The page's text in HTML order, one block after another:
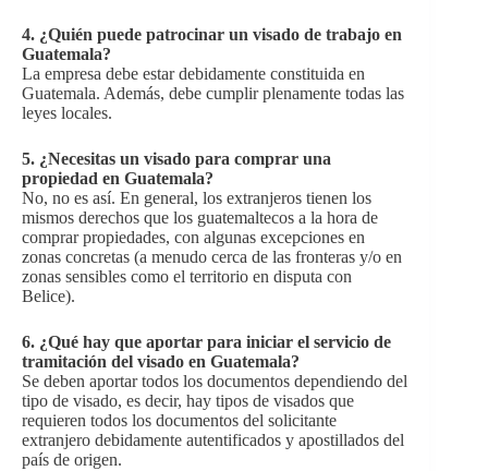
4. ¿Quién puede patrocinar un visado de trabajo en
Guatemala?
La empresa debe estar debidamente constituida en
Guatemala. Además, debe cumplir plenamente todas las
leyes locales.
5. ¿Necesitas un visado para comprar una
propiedad en Guatemala?
No, no es así. En general, los extranjeros tienen los
mismos derechos que los guatemaltecos a la hora de
comprar propiedades, con algunas excepciones en
zonas concretas (a menudo cerca de las fronteras y/o en
zonas sensibles como el territorio en disputa con
Belice).
6. ¿Qué hay que aportar para iniciar el servicio de
tramitación del visado en Guatemala?
Se deben aportar todos los documentos dependiendo del
tipo de visado, es decir, hay tipos de visados que
requieren todos los documentos del solicitante
extranjero debidamente autentificados y apostillados del
país de origen.